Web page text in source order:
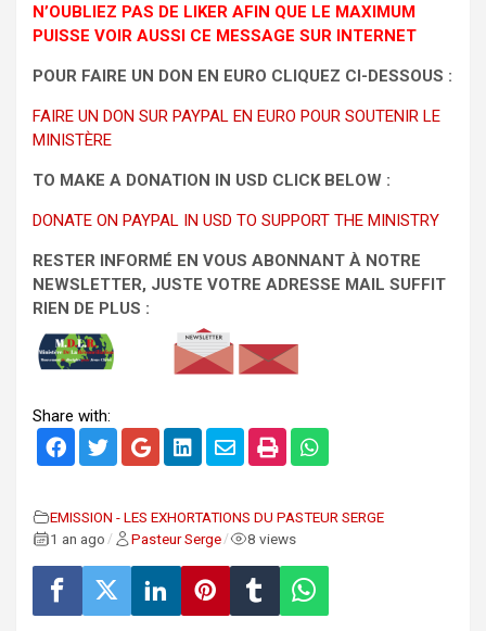
N’OUBLIEZ PAS DE LIKER AFIN QUE LE MAXIMUM
PUISSE VOIR AUSSI CE MESSAGE SUR INTERNET
POUR FAIRE UN DON EN EURO CLIQUEZ CI-DESSOUS :
FAIRE UN DON SUR PAYPAL EN EURO POUR SOUTENIR LE
MINISTÈRE
TO MAKE A DONATION IN USD CLICK BELOW :
DONATE ON PAYPAL IN USD TO SUPPORT THE MINISTRY
RESTER INFORMÉ EN VOUS ABONNANT À NOTRE
NEWSLETTER, JUSTE VOTRE ADRESSE MAIL SUFFIT
RIEN DE PLUS :
Share with:
EMISSION - LES EXHORTATIONS DU PASTEUR SERGE
1 an ago / Pasteur Serge / 8 views